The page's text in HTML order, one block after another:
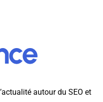
autour du SEO et